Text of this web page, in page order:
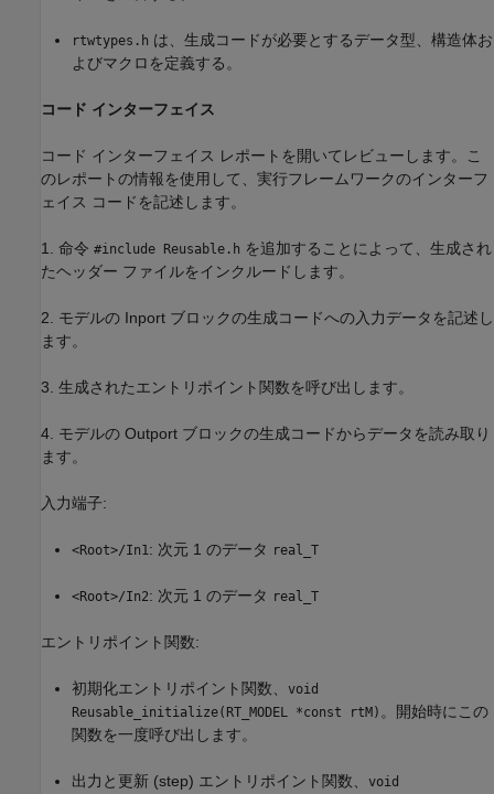
rtwtypes.h は、生成コードが必要とするデータ型、構造体お
よびマクロを定義する。
コード インターフェイス
コード インターフェイス レポートを開いてレビューします。こ
のレポートの情報を使用して、実行フレームワークのインターフ
ェイス コードを記述します。
1. 命令 #include Reusable.h を追加することによって、生成され
たヘッダー ファイルをインクルードします。
2. モデルの Inport ブロックの生成コードへの入力データを記述し
ます。
3. 生成されたエントリポイント関数を呼び出します。
4. モデルの Outport ブロックの生成コードからデータを読み取り
ます。
入力端子:
<Root>/In1: 次元 1 のデータ real_T
<Root>/In2: 次元 1 のデータ real_T
エントリポイント関数:
初期化エントリポイント関数、 void
Reusable_initialize(RT_MODEL *const rtM) 。開始時にこの
関数を一度呼び出します。
出力と更新 (step) エントリポイント関数、 void